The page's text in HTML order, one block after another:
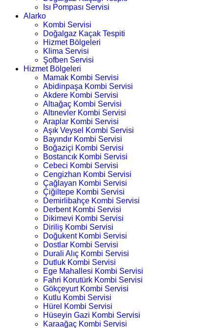
Isı Pompası Servisi
Alarko
Kombi Servisi
Doğalgaz Kaçak Tespiti
Hizmet Bölgeleri
Klima Servisi
Şofben Servisi
Hizmet Bölgeleri
Mamak Kombi Servisi
Abidinpaşa Kombi Servisi
Akdere Kombi Servisi
Altıağaç Kombi Servisi
Altınevler Kombi Servisi
Araplar Kombi Servisi
Aşık Veysel Kombi Servisi
Bayındır Kombi Servisi
Boğaziçi Kombi Servisi
Bostancık Kombi Servisi
Cebeci Kombi Servisi
Cengizhan Kombi Servisi
Çağlayan Kombi Servisi
Çiğiltepe Kombi Servisi
Demirlibahçe Kombi Servisi
Derbent Kombi Servisi
Dikimevi Kombi Servisi
Diriliş Kombi Servisi
Doğukent Kombi Servisi
Dostlar Kombi Servisi
Durali Alıç Kombi Servisi
Dutluk Kombi Servisi
Ege Mahallesi Kombi Servisi
Fahri Korutürk Kombi Servisi
Gökçeyurt Kombi Servisi
Kutlu Kombi Servisi
Hürel Kombi Servisi
Hüseyin Gazi Kombi Servisi
Karaağaç Kombi Servisi